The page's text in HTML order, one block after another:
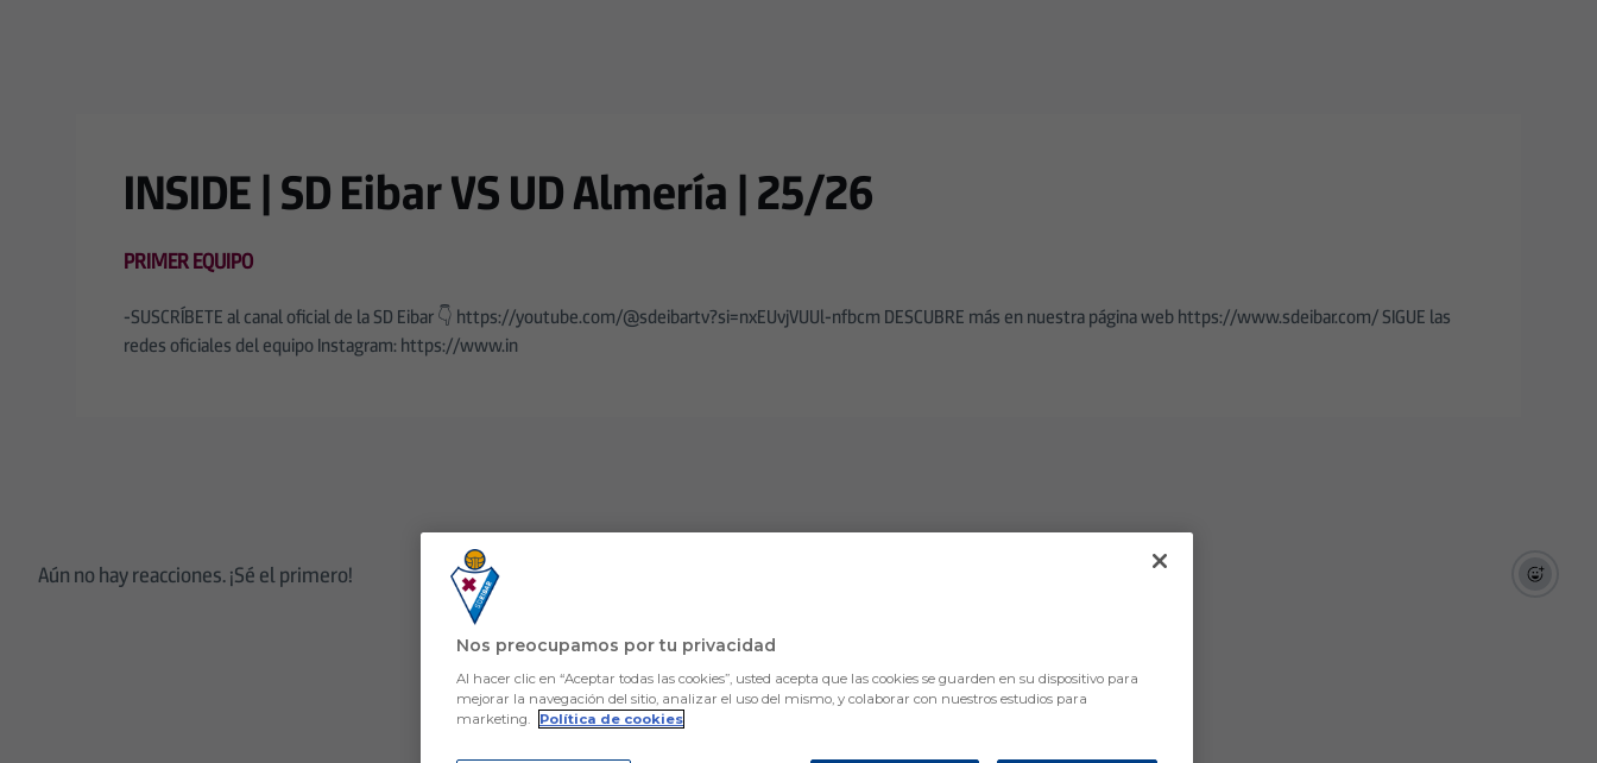
INSIDE | SD Eibar VS UD Almería | 25/26
PRIMER EQUIPO
-SUSCRÍBETE al canal oficial de la SD Eibar 👇 https://youtube.com/@sdeibartv?si=nxEUvjVUUl-nfbcm DESCUBRE más en nuestra página web https://www.sdeibar.com/ SIGUE las
redes oficiales del equipo Instagram: https://www.in
Aún no hay reacciones. ¡Sé el primero!
Nos preocupamos por tu privacidad
Al hacer clic en “Aceptar todas las cookies”, usted acepta que las cookies se guarden en su dispositivo para
mejorar la navegación del sitio, analizar el uso del mismo, y colaborar con nuestros estudios para
marketing.
Política de cookies